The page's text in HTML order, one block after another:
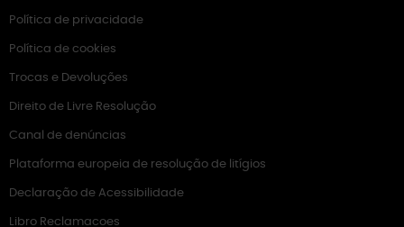
Política de privacidade
Política de cookies
Trocas e Devoluções
Direito de Livre Resolução
Canal de denúncias
Plataforma europeia de resolução de litígios
Declaração de Acessibilidade
Libro Reclamacoes